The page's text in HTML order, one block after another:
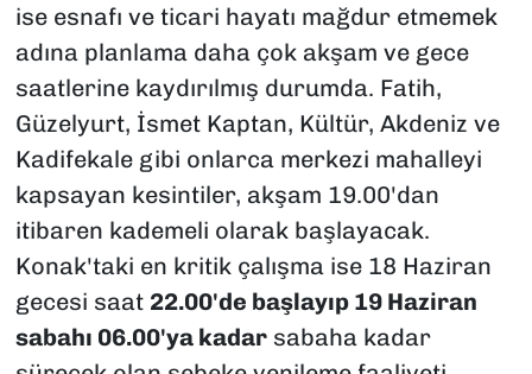
ise esnafı ve ticari hayatı mağdur etmemek
adına planlama daha çok akşam ve gece
saatlerine kaydırılmış durumda. Fatih,
Güzelyurt, İsmet Kaptan, Kültür, Akdeniz ve
Kadifekale gibi onlarca merkezi mahalleyi
kapsayan kesintiler, akşam 19.00'dan
itibaren kademeli olarak başlayacak.
Konak'taki en kritik çalışma ise 18 Haziran
gecesi saat 22.00'de başlayıp 19 Haziran
sabahı 06.00'ya kadarsabaha kadar